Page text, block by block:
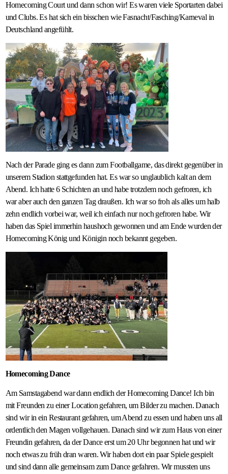
Homecoming Court und dann schon wir! Es waren viele Sportarten dabei
und Clubs. Es hat sich ein bisschen wie Fasnacht/Fasching/Karneval in
Deutschland angefühlt.
Nach der Parade ging es dann zum Footballgame, das direkt gegenüber in
unserem Stadion stattgefunden hat. Es war so unglaublich kalt an dem
Abend. Ich hatte 6 Schichten an und habe trotzdem noch gefroren, ich
war aber auch den ganzen Tag draußen. Ich war so froh als alles um halb
zehn endlich vorbei war, weil ich einfach nur noch gefroren habe. Wir
haben das Spiel immerhin haushoch gewonnen und am Ende wurden der
Homecoming König und Königin noch bekannt gegeben.
Homecoming Dance
Am Samstagabend war dann endlich der Homecoming Dance! Ich bin
mit Freunden zu einer Location gefahren, um Bilder zu machen. Danach
sind wir in ein Restaurant gefahren, um Abend zu essen und haben uns all
ordentlich den Magen vollgehauen. Danach sind wir zum Haus von einer
Freundin gefahren, da der Dance erst um 20 Uhr begonnen hat und wir
noch etwas zu früh dran waren. Wir haben dort ein paar Spiele gespielt
und sind dann alle gemeinsam zum Dance gefahren. Wir mussten uns